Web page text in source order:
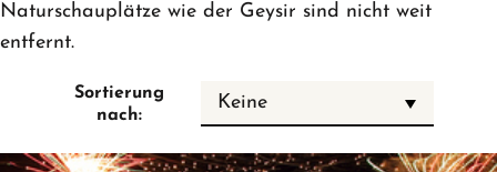
Naturschauplätze wie der Geysir sind nicht weit
entfernt.
Sortierung
nach:
Keine